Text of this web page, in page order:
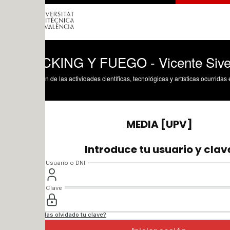
Y FUEGO - Vicente Sivera
de las actividades científicas, tecnológicas y artísticas ocurridas en los tres